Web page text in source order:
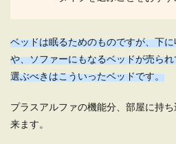
たらきれいにで
一人暮らしは
ベッドは眠るためのものですが、下
や、ソファーにもなるベッドが売ら
選ぶべきはこういったベッドです。
プラスアルファの機能分、部屋に持
来ます。